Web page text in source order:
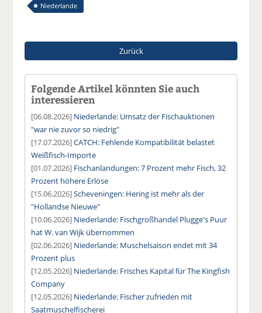
Niederlande
Zurück
Folgende Artikel könnten Sie auch
interessieren
[06.08.2026] Niederlande: Umsatz der Fischauktionen
"war nie zuvor so niedrig"
[17.07.2026]CATCH: Fehlende Kompatibilität belastet
Weißfisch-Importe
[01.07.2026] Fischanlandungen: 7 Prozent mehr Fisch, 32
Prozent höhere Erlöse
[15.06.2026]Scheveningen: Hering ist mehr als der
"Hollandse Nieuwe"
[10.06.2026] Niederlande: Fischgroßhandel Plugge's Puur
hat W. van Wijk übernommen
[02.06.2026] Niederlande: Muschelsaison endet mit 34
Prozent plus
[12.05.2026] Niederlande: Frisches Kapital für The Kingfish
Company
[12.05.2026] Niederlande: Fischer zufrieden mit
Saatmuschelfischerei